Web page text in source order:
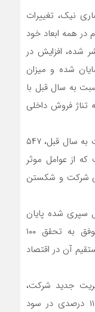
نیک، تغییرات
در همه ابعاد خود
شده، افزایش در
شده و میزان
به سال قبل با
تناژ فروش داخلی
همچنین با رشد ۴۸ درصدی فروش نسبت به سال قبل، ۵۴۷
از عوامل موثر
شرکت و شکستن
شده پایان
نداشته و شرکت پتروشیمی بندرامام موفق به تحقق ۱۰۰
آن در اقتصاد
جدید شرکت،
بندرامام در سال ۱۴۰۱ موفق به تحقق ۱۱۰ درصدی در سود